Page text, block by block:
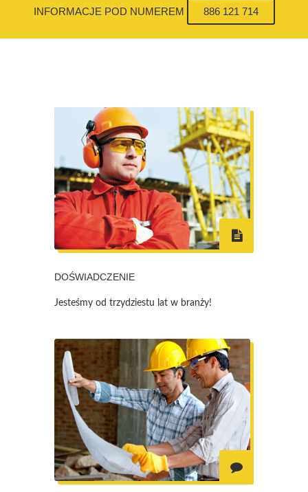
INFORMACJE POD NUMEREM 886 121 714
DOŚWIADCZENIE
Jesteśmy od trzydziestu lat w branży!